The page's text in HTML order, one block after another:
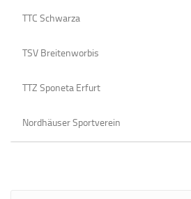
TTC Schwarza
TSV Breitenworbis
TTZ Sponeta Erfurt
Nordhäuser Sportverein